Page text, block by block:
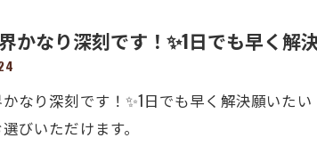
かなり深刻です！✨1日でも早く解
なり深刻です！✨1日でも早く解決願いた
びいただけます。